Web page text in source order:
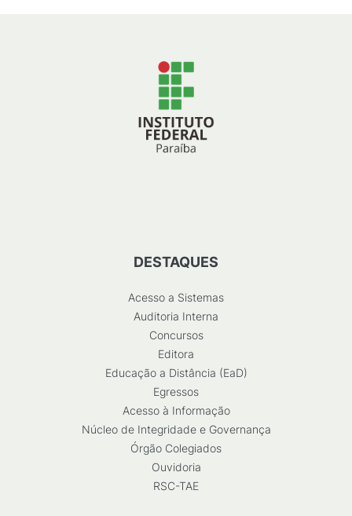
DESTAQUES
Acesso a Sistemas
Auditoria Interna
Concursos
Editora
Educação a Distância (EaD)
Egressos
Acesso à Informação
Núcleo de Integridade e Governança
Órgão Colegiados
Ouvidoria
RSC-TAE